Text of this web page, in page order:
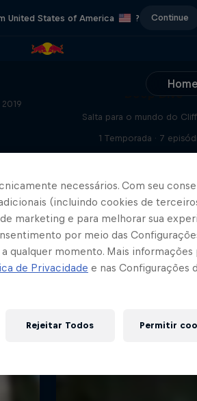
United States of America ? Continue
Home
Deep Dive
Salta para o mundo do
1 Temporada · 7
necessários. Com seu
(incluindo cookies de
marketing e para melhorar sua
por meio das
qualquer momento. Mais informações
de Privacidade e nas Configurações
Rejeitar Todos Permitir